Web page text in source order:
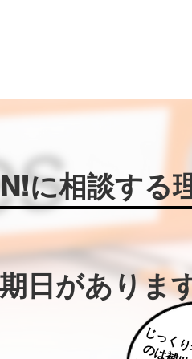
に相談する
日がありま